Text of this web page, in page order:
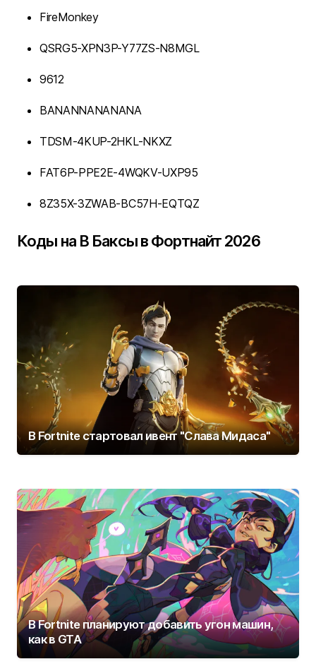
FireMonkey
QSRG5-XPN3P-Y77ZS-N8MGL
9612
BANANNANANANA
TDSM-4KUP-2HKL-NKXZ
FAT6P-PPE2E-4WQKV-UXP95
8Z35X-3ZWAB-BC57H-EQTQZ
Коды на В Баксы в Фортнайт 2026
В Fortnite стартовал ивент "Слава Мидаса"
В Fortnite планируют добавить угон машин,
как в GTA